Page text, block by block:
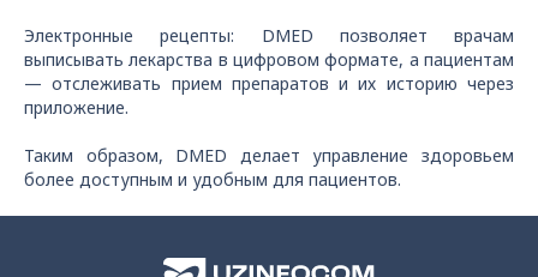
Электронные рецепты: DMED позволяет врачам
выписывать лекарства в цифровом формате, а пациентам
— отслеживать прием препаратов и их историю через
приложение.
Таким образом, DMED делает управление здоровьем
более доступным и удобным для пациентов.